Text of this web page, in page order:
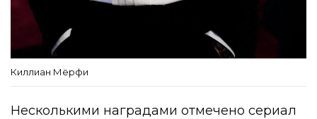
Киллиан Мёрфи
Несколькими наградами отмечено сериал